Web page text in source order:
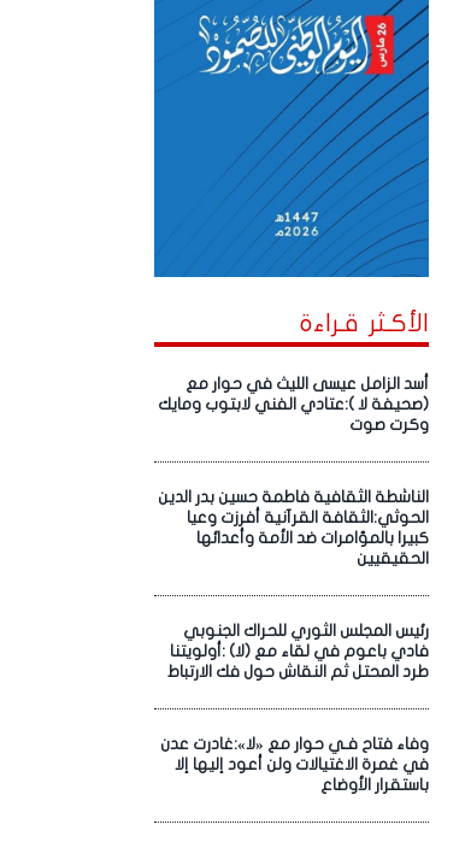
الأكـثر قـراءة
أسد الزامل عيسى الليث في حوار مع
(صحيفة لا ):عتادي الفني لابتوب ومايك
وكرت صوت
الناشطة الثقافية فاطمة حسين بدر الدين
الحوثي:الثقافة القرآنية أفرزت وعيا
كبيرا بالمؤامرات ضد الأمة وأعدائها
الحقيقيين
رئيس المجلس الثوري للحراك الجنوبي
فادي باعوم في لقاء مع (لا) :أولويتنا
طرد المحتل ثم النقاش حول فك الارتباط
وفاء فتاح فـي حوار مع «لا»:غادرت عدن
في غمرة الاغتيالات ولن أعود إليها إلا
باستقرار الأوضاع